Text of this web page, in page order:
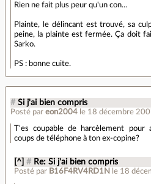
Rien ne fait plus peur qu'un con...
Plainte, le délincant est trouvé, sa
peine, la plainte est fermée. Ça doit
Sarko.
PS : bonne cuite.
# Si j'ai bien compris
Posté par eon2004 le 18 décembre
T'es coupable de harcèlement pour
coups de téléphone à ton ex-copine?
[^] # Re: Si j'ai bien compris
Posté par B16F4RV4RD1N le 18